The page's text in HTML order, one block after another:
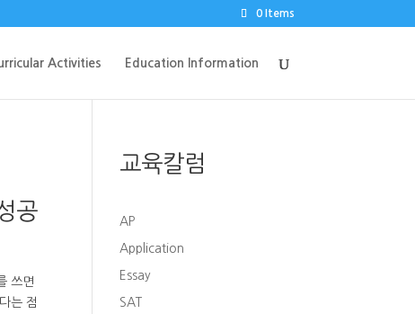
0 Items
Activities Education Information
공
쓰면
는 점
교육칼럼
AP
Application
Essay
SAT